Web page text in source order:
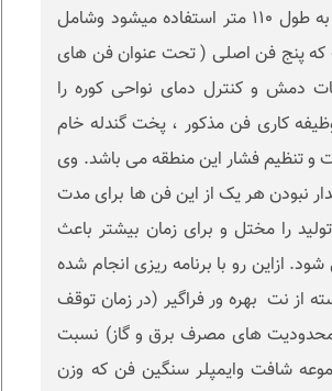
خام درکوره ای به طول ۱۱۰ متر استفاده میشود وشامل
که پنج فن اصلی ( تحت عنوان فن های
دمش و کنترل دمای نواحی کوره را
کاری فن مذکور ، پخت گندله خام
و تنظیم فشار این منطقه می باشد. وی
نبودن هر یک از این فن ها برای مدت
تولید را مختل و برای زمان بیشتر باعث
ازاین رو با برنامه ریزی انجام شده
از نت بهره ور فراگیر (در زمان توقف
محدودیت های مصرف برق و گاز) نسبت
شافت وایمپلر سنگین فن که وزن